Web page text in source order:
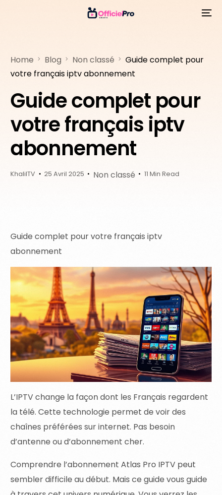
Home Blog Non classé
Guide complet pour
votre français iptv abonnement
Guide complet pour
votre français iptv
abonnement
KhalilTV 25 Avril 2025 Non classé 11 Min Read
Guide complet pour votre français iptv
abonnement
L’IPTV change la façon dont les Français regardent
la télé. Cette technologie permet de voir des
chaînes préférées sur internet. Pas besoin
d’antenne ou d’abonnement cher.
Comprendre l’abonnement Atlas Pro IPTV peut
sembler difficile au début. Mais ce guide vous guide